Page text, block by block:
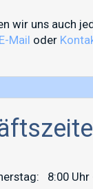
wir uns auch
E-Mail oder
8:00 Uhr